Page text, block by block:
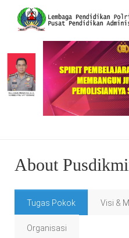
About
Tugas Pokok Visi &
Organisasi